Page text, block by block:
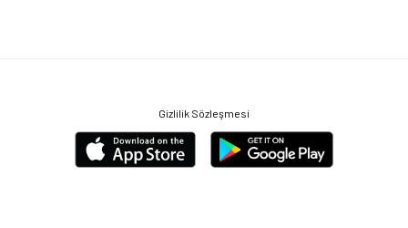
Gizlilik Sözleşmesi